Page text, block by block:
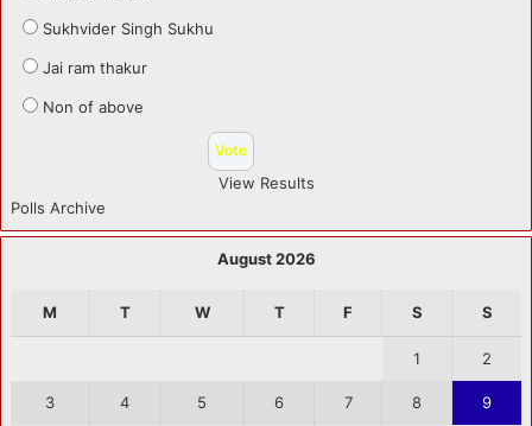
Sukhvider Singh Sukhu
Jai ram thakur
Non of above
View Results
Polls Archive
August 2026
M T W T F S S
1 2
3 4 5 6 7 8 9